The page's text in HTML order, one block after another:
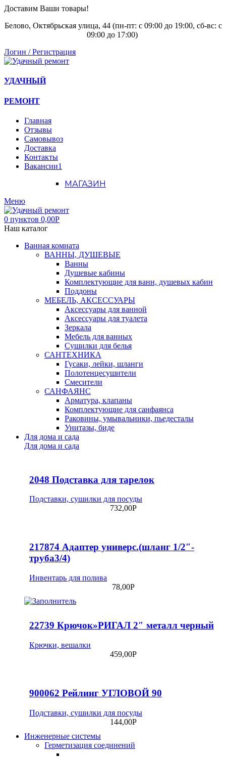
Доставим Ваши товары!
Белово, Октябрьская улица, 44 (пн-пт: с 09:00 до 19:00, сб-вс: с
09:00 до 17:00)
Логин / Регистрация
УДАЧНЫЙ
РЕМОНТ
Главная
Отзывы
Самовывоз
Доставка
Контакты
Вакансии1
МАГАЗИН
Меню
0 пунктов 0,00Р
Наш каталог
Ванная комната
ВАННЫ, ДУШЕВЫЕ
Ванны
Душевые кабины
Комплектующие для ванн, душевых кабин
Поддоны
МЕБЕЛЬ, АКСЕССУАРЫ
Аксессуары для ванной
Аксессуары для туалета
Зеркала
Мебель для ванных
Сушилки для белья
САНТЕХНИКА
Гусаки, лейки, шланги
Полотенцесушители
Смесители
САНФАЯНС
Арматура, клапаны
Комплектующие для санфаянса
Раковины, умывальники, пьедесталы
Унитазы, биде
Для дома и сада
Для дома и сада
2048 Подставка для тарелок
Подставки, сушилки для посуды
732,00Р
217874 Адаптер универс.(шланг 1/2″-
труба3/4)
Инвентарь для полива
78,00Р
22739 Крючок»РИГАЛ 2″ металл черный
Крючки, вешалки
459,00Р
900062 Рейлинг УГЛОВОЙ 90
Подставки, сушилки для посуды
144,00Р
Инженерные системы
Герметизация соединений